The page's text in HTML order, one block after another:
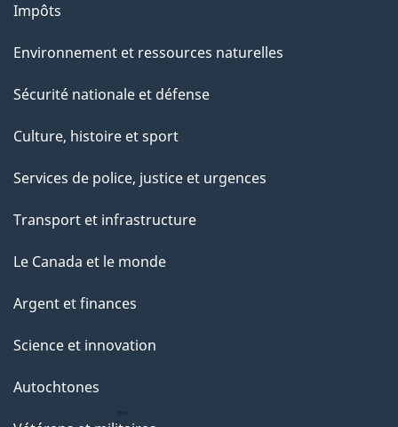
Impôts
Environnement et ressources naturelles
Sécurité nationale et défense
Culture, histoire et sport
Services de police, justice et urgences
Transport et infrastructure
Le Canada et le monde
Argent et finances
Science et innovation
Autochtones